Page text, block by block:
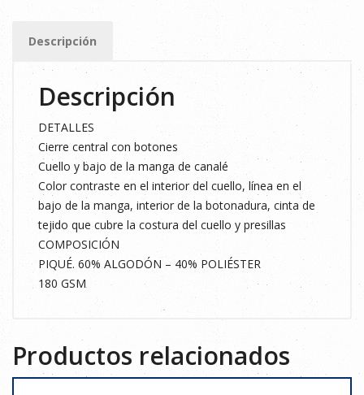
FLÚOR
cantidad
Descripción
Descripción
DETALLES
Cierre central con botones
Cuello y bajo de la manga de canalé
Color contraste en el interior del cuello, línea en el
bajo de la manga, interior de la botonadura, cinta de
tejido que cubre la costura del cuello y presillas
COMPOSICIÓN
PIQUÉ. 60% ALGODÓN – 40% POLIÉSTER
180 GSM
Productos relacionados